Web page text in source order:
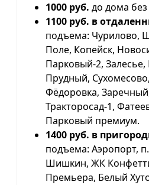
1000 руб. до дома
1100 руб. в
подъема: Чурилово,
Поле, Копейск,
Парковый-2,
Прудный,
Фёдоровка,
Тракторосад-1,
Парковый премиум.
1400 руб. в
подъема: Аэропорт,
Шишкин, ЖК
Премьера, Белый